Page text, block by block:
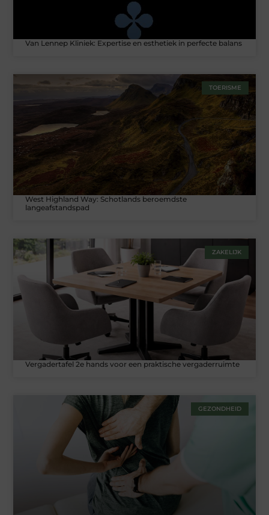
Van Lennep Kliniek: Expertise en esthetiek in perfecte balans
TOERISME
West Highland Way: Schotlands beroemdste
langeafstandspad
ZAKELIJK
Vergadertafel 2e hands voor een praktische vergaderruimte
GEZONDHEID